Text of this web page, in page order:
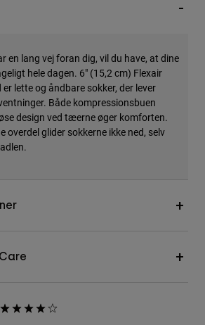
en lang vej foran dig, vil du have, at dine
hele dagen. 6" (15,2 cm) Flexair
lette og åndbare sokker, der lever
Både kompressionsbuen
design ved tæerne øger komforten.
overdel glider sokkerne ikke ned, selv